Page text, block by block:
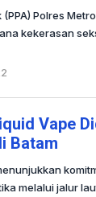
Polres
kekerasan
Vape
Batam
melalui jalur